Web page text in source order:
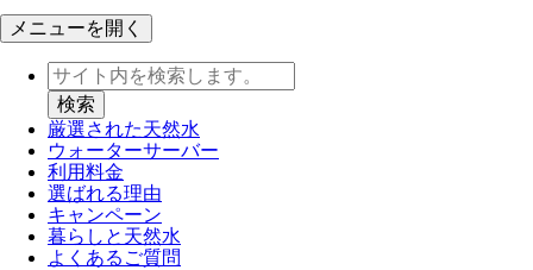
メニューを開く
厳選された天然水
ウォーターサーバー
利用料金
選ばれる理由
キャンペーン
暮らしと天然水
よくあるご質問